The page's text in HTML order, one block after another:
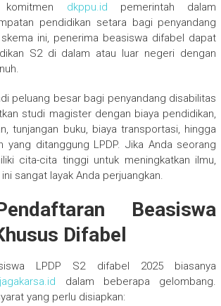
komitmen dkppu.id pemerintah dalam
pendidikan setara bagi penyandang
ini, penerima beasiswa difabel dapat
S2 di dalam atau luar negeri dengan
peluang besar bagi penyandang disabilitas
studi magister dengan biaya pendidikan,
tunjangan buku, biaya transportasi, hingga
yang ditanggung LPDP. Jika Anda seorang
cita-cita tinggi untuk meningkatkan ilmu,
sangat layak Anda perjuangkan.
Beasiswa
Difabel
LPDP S2 difabel 2025 biasanya
dalam beberapa gelombang.
yang perlu disiapkan: